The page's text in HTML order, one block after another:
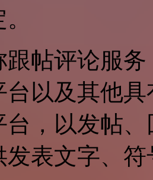
跟帖评论服
台以及其他
，以发帖
发表文字、